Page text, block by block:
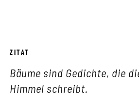
ZITAT
Bäume sind Gedichte, die
Himmel schreibt.